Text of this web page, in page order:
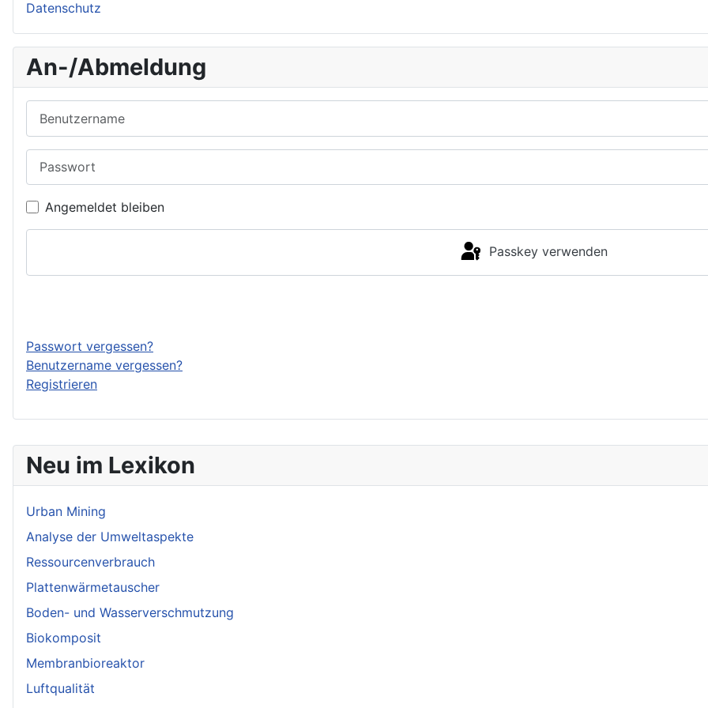
Neu im Lexikon
Urban Mining
Analyse der Umweltaspekte
Ressourcenverbrauch
Plattenwärmetauscher
Boden- und Wasserverschmutzung
Biokomposit
Membranbioreaktor
Luftqualität
Datenschutz
An-/Abmeldung
Angemeldet bleiben
Passkey verwenden
Passwort vergessen?
Benutzername vergessen?
Registrieren